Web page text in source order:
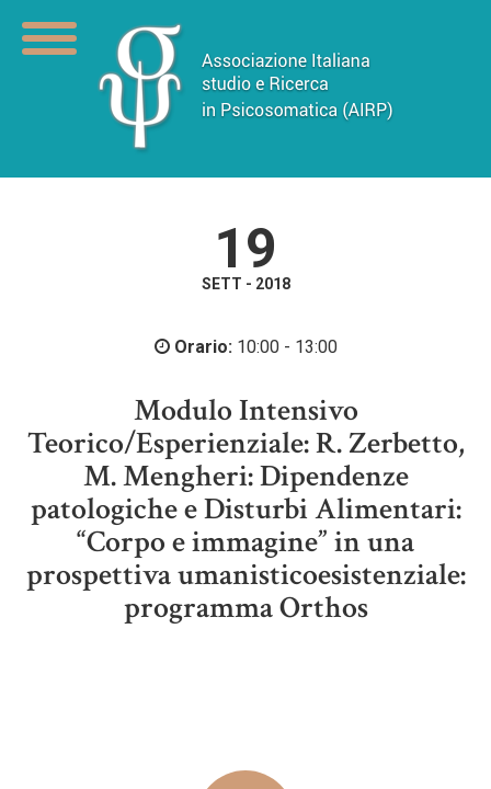
19
SETT - 2018
Orario:10:00 - 13:00
Modulo Intensivo
Teorico/Esperienziale: R. Zerbetto,
M. Mengheri: Dipendenze
patologiche e Disturbi Alimentari:
“Corpo e immagine” in una
prospettiva umanisticoesistenziale:
programma Orthos